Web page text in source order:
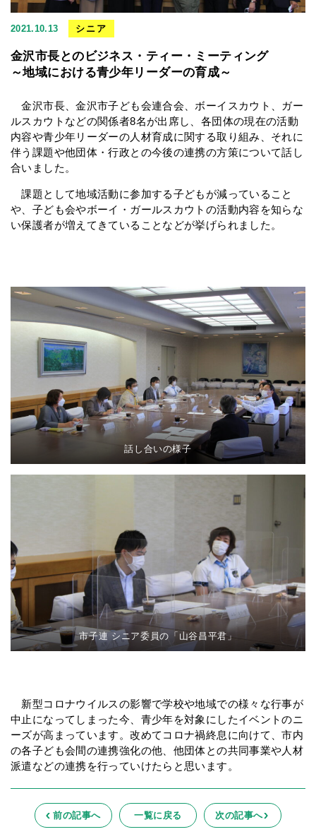
2021.10.13 シニア
金沢市長とのビジネス・ティー・ミーティング
～地域における青少年リーダーの育成～
金沢市長、金沢市子ども会連合会、ボーイスカウト、ガー
ルスカウトなどの関係者8名が出席し、各団体の現在の活動
内容や青少年リーダーの人材育成に関する取り組み、それに
伴う課題や他団体・行政との今後の連携の方策について話し
合いました。
課題として地域活動に参加する子どもが減っていること
や、子ども会やボーイ・ガールスカウトの活動内容を知らな
い保護者が増えてきていることなどが挙げられました。
話し合いの様子
市子連 シニア委員の「山谷昌平君」
新型コロナウイルスの影響で学校や地域での様々な行事が
中止になってしまった今、青少年を対象にしたイベントのニ
ーズが高まっています。改めてコロナ禍終息に向けて、市内
の各子ども会間の連携強化の他、他団体との共同事業や人材
派遣などの連携を行っていけたらと思います。
前の記事へ 一覧に戻る 次の記事へ